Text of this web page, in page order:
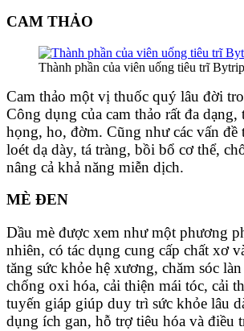
CAM THẢO
Thành phần của viên uống tiêu trĩ
Cam thảo một vị thuốc quý lâu đời
Công dụng của cam thảo rất đa dạng,
họng, ho, đờm. Cũng như các vấn đề
loét dạ dày, tá tràng, bồi bổ cơ thể,
nâng cả khả năng miễn dịch.
MÈ ĐEN
Dầu mè được xem như một phương
nhiên, có tác dụng cung cấp chất xơ
tăng sức khỏe hệ xương, chăm sóc
chống oxi hóa, cải thiện mái tóc, cải
tuyến giáp giúp duy trì sức khỏe lâu
dụng ích gan, hỗ trợ tiêu hóa và điều